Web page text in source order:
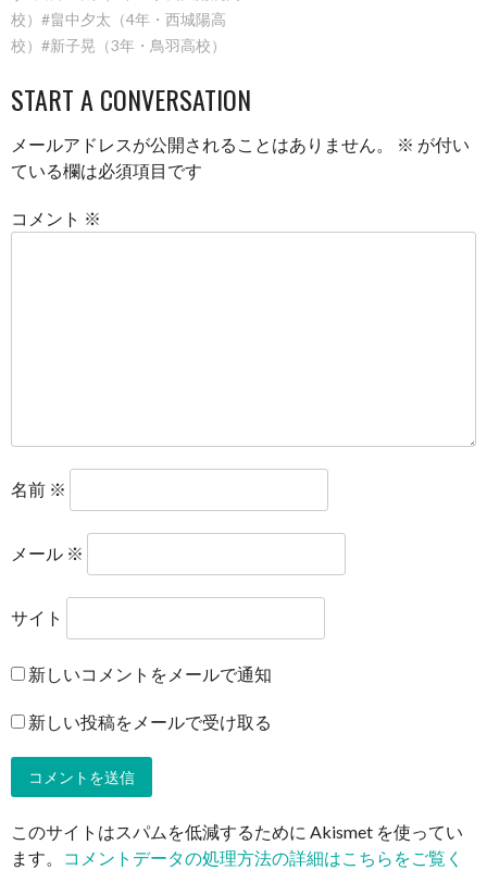
校）#畠中夕太（4年・西城陽高
校）#新子晃（3年・鳥羽高校）
START A CONVERSATION
メールアドレスが公開されることはありません。 ※ が付い
ている欄は必須項目です
コメント ※
名前 ※
メール ※
サイト
新しいコメントをメールで通知
新しい投稿をメールで受け取る
このサイトはスパムを低減するために Akismet を使ってい
ます。
コメントデータの処理方法の詳細はこちらをご覧く